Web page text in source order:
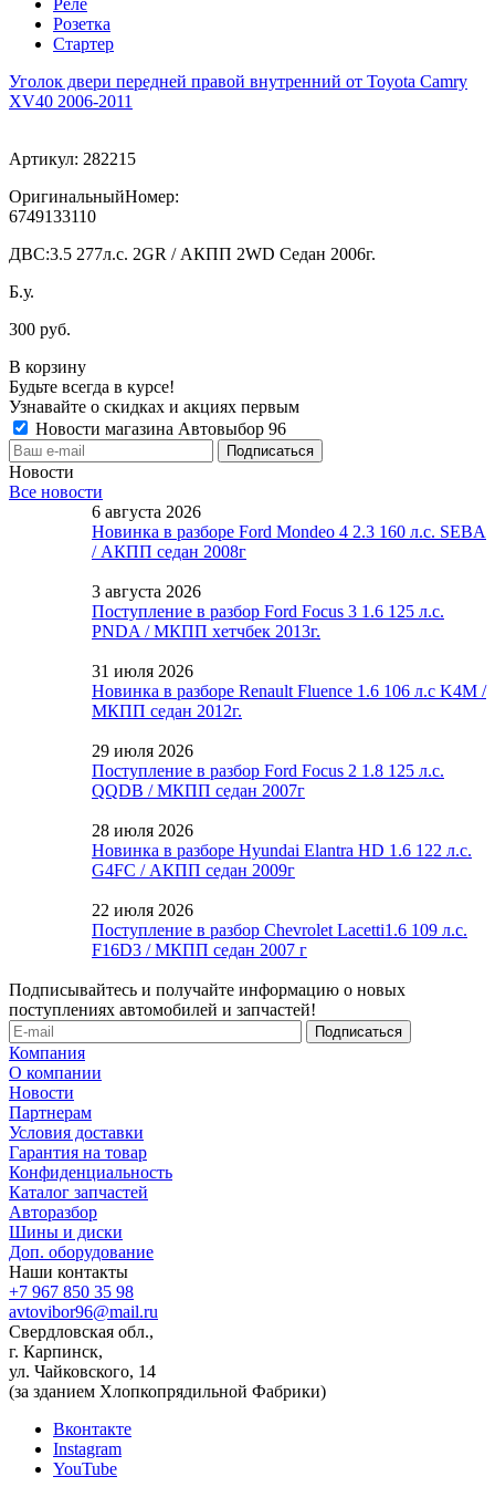
Розетка
Стартер
Уголок двери передней правой внутренний от Toyota Camry
XV40 2006-2011
Артикул: 282215
ОригинальныйНомер:
6749133110
ДВС:3.5 277л.с. 2GR / АКПП 2WD Седан 2006г.
Б.у.
300 руб.
В корзину
Будьте всегда в курсе!
Узнавайте о скидках и акциях первым
Новости магазина Автовыбор 96
Новости
Все новости
6 августа 2026
Новинка в разборе Ford Mondeo 4 2.3 160 л.с. SEBA
/ АКПП седан 2008г
3 августа 2026
Поступление в разбор Ford Focus 3 1.6 125 л.с.
PNDA / МКПП хетчбек 2013г.
31 июля 2026
Новинка в разборе Renault Fluence 1.6 106 л.с K4M /
МКПП седан 2012г.
29 июля 2026
Поступление в разбор Ford Focus 2 1.8 125 л.с.
QQDB / МКПП седан 2007г
28 июля 2026
Новинка в разборе Hyundai Elantra HD 1.6 122 л.с.
G4FC / АКПП седан 2009г
22 июля 2026
Поступление в разбор Chevrolet Lacetti1.6 109 л.с.
F16D3 / МКПП седан 2007 г
Подписывайтесь и получайте информацию о новых
поступлениях автомобилей и запчастей!
Компания
О компании
Новости
Партнерам
Условия доставки
Гарантия на товар
Конфиденциальность
Каталог запчастей
Авторазбор
Шины и диски
Доп. оборудование
Наши контакты
+7 967 850 35 98
avtovibor96@mail.ru
Свердловская обл.,
г. Карпинск,
ул. Чайковского, 14
(за зданием Хлопкопрядильной Фабрики)
Вконтакте
Instagram
YouTube